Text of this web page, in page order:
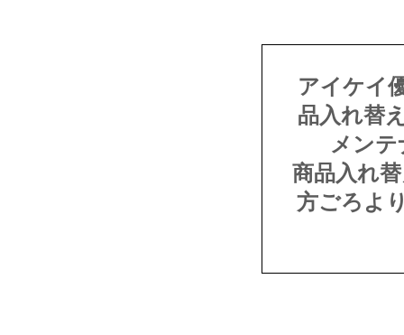
アイケイ
品入れ替
メン
商品入れ
方ごろよ